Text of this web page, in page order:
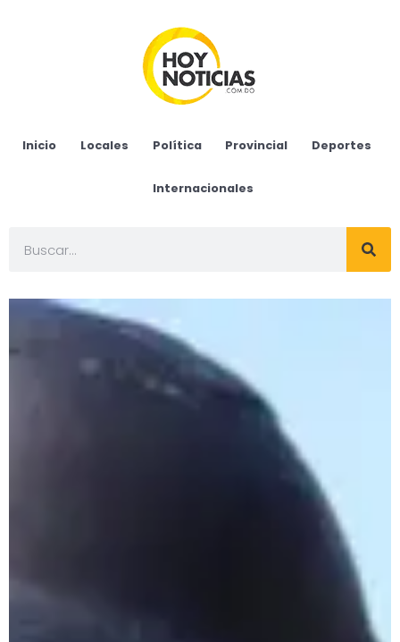
Inicio Locales Política Provincial Deportes
Internacionales